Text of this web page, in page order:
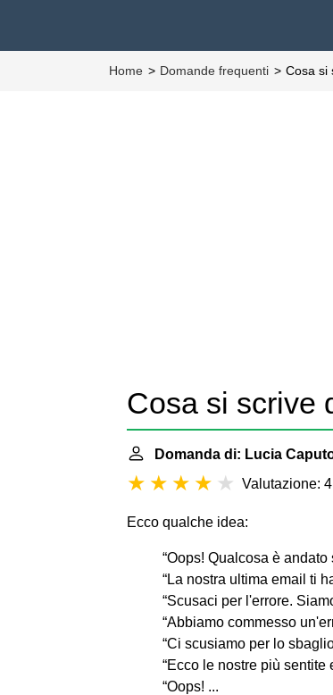
Home Domande frequenti Cosa si
Cosa si scrive
Domanda di: Lucia
Valutazione:
Ecco qualche idea:
“Oops! Qualcosa è andato
“La nostra ultima email ti
“Scusaci per l'errore.
“Abbiamo commesso
“Ci scusiamo per lo
“Ecco le nostre più sentite
“Oops! ...